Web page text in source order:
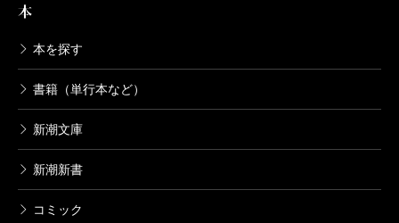
本
本を探す
書籍（単行本など）
新潮文庫
新潮新書
コミック